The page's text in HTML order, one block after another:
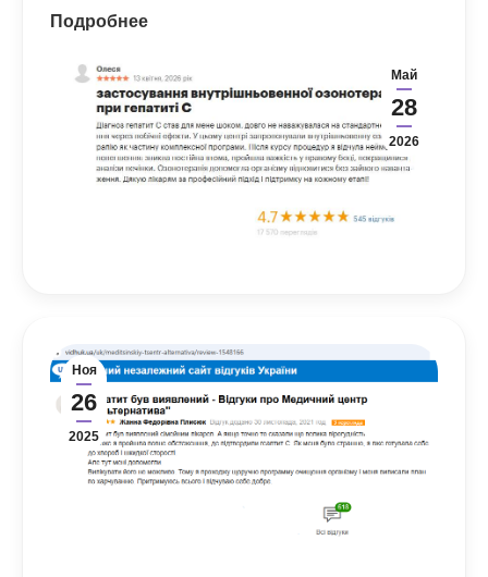
Подробнее
Май
28
2026
Ноя
26
2025